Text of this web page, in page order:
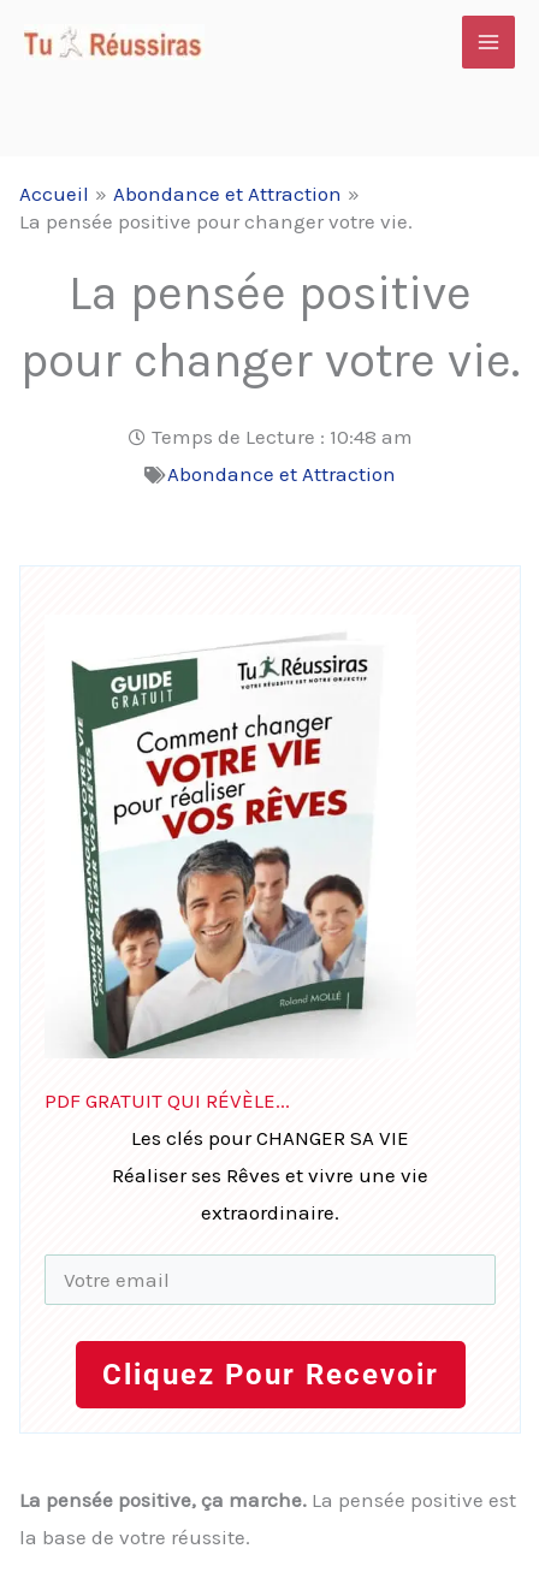
Accueil
Abondance et Attraction
La pensée positive pour changer votre vie.
La pensée positive
pour changer votre vie.
Temps de Lecture : 10:48 am
Abondance et Attraction
PDF GRATUIT QUI RÉVÈLE...
Les clés pour CHANGER SA VIE
Réaliser ses Rêves et vivre une vie
extraordinaire.
Cliquez Pour Recevoir
La pensée positive, ça marche. La pensée positive est
la base de votre réussite.